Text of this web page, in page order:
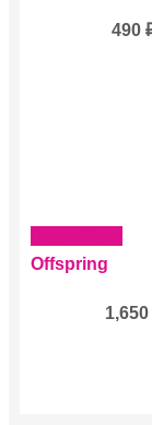
490
Offspring
1,650